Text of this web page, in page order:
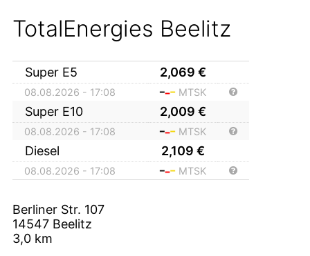
TotalEnergies Beelitz
Super E5 2,069 €
08.08.2026 - 17:08 MTSK
Super E10 2,009 €
08.08.2026 - 17:08 MTSK
Diesel 2,109 €
08.08.2026 - 17:08 MTSK
Berliner Str. 107
14547 Beelitz
3,0 km